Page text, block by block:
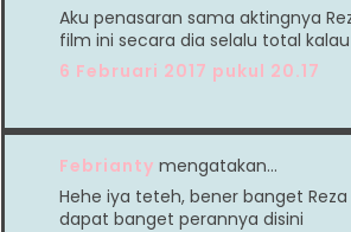
Aku penasaran sama aktingnya
film ini secara dia selalu total
6 Februari 2017 pukul 20.17
Febrianty mengatakan…
Hehe iya teteh, bener banget Reza
dapat banget perannya disini